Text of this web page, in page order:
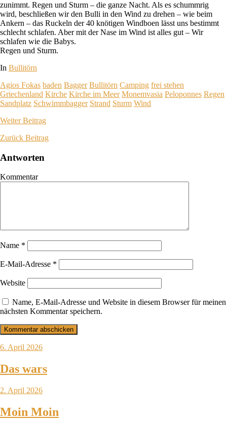
zunimmt. Regen und Sturm – die ganze Nacht. Als es schummrig
wird, beschließen wir den Bulli in den Wind zu drehen – wie beim
Ankern – das Ruckeln der 40 knötigen Windboen lässt uns bestimmt
schlecht schlafen. Aber mit der Nase im Wind ist alles gut – Wir
schlafen wie die Babys.
Regen und Sturm.
In Bullitörn
Agios Fokas baden Bagger Bullitörn Camping frei stehen
Griechenland Kirche Kirche im Meer Monemvasia Peloponnes Regen
Sandplatz Schwimmbagger Strand Sturm Wind
WeiterBeitrag
Zurück Beitrag
Antworten
Kommentar
Name *
E-Mail-Adresse *
Website
Name, E-Mail-Adresse und Website in diesem Browser für meinen
nächsten Kommentar speichern.
6. April 2026
Das wars
2. April 2026
Moin Moin